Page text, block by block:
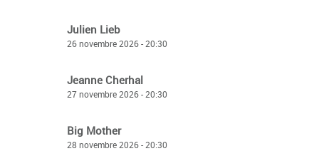
Julien Lieb
26 novembre 2026 - 20:30
Jeanne Cherhal
27 novembre 2026 - 20:30
Big Mother
28 novembre 2026 - 20:30